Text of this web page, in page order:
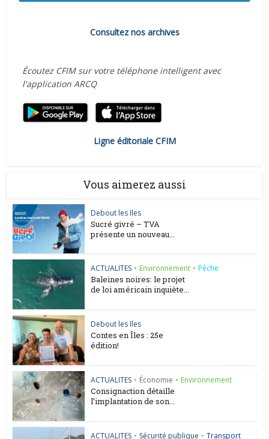
Consultez nos archives
Écoutez CFIM sur votre téléphone intelligent avec
l'application ARCQ
Ligne éditoriale CFIM
Vous aimerez aussi
Debout les Iles
Sucré givré – TVA
présente un nouveau...
ACTUALITES • Environnement • Pêche
Baleines noires: le projet
de loi américain inquiète...
Debout les Iles
Contes en Îles : 25e
édition!
ACTUALITES • Économie • Environnement
Consignaction détaille
l’implantation de son...
ACTUALITES • Sécurité publique • Transport